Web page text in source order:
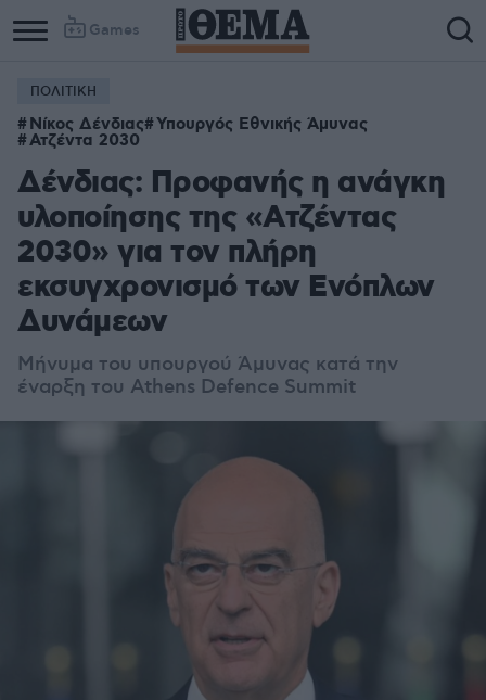
Games
ΠΟΛΙΤΙΚΗ
Νίκος Δένδιας Υπουργός Εθνικής Άμυνας
Ατζέντα 2030
Δένδιας: Προφανής η ανάγκη
υλοποίησης της «Ατζέντας
2030» για τον πλήρη
εκσυγχρονισμό των Ενόπλων
Δυνάμεων
Μήνυμα του υπουργού Άμυνας κατά την
έναρξη του Athens Defence Summit